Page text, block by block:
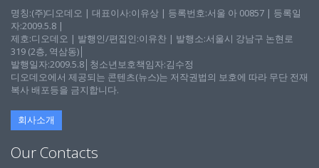
명칭:(주)디오데오 | 대표이사:이유상 | 등록번호:서울 아 00857 | 등록일
자:2009.5.8 |
제호:디오데오 | 발행인/편집인:이유찬 | 발행소:서울시 강남구 논현로
319 (2층, 역삼동)│
발행일자:2009.5.8│청소년보호책임자:김수정
디오데오에서 제공되는 콘텐츠(뉴스)는 저작권법의 보호에 따라 무단 전재
복사 배포등을 금지합니다.
회사소개
Our Contacts